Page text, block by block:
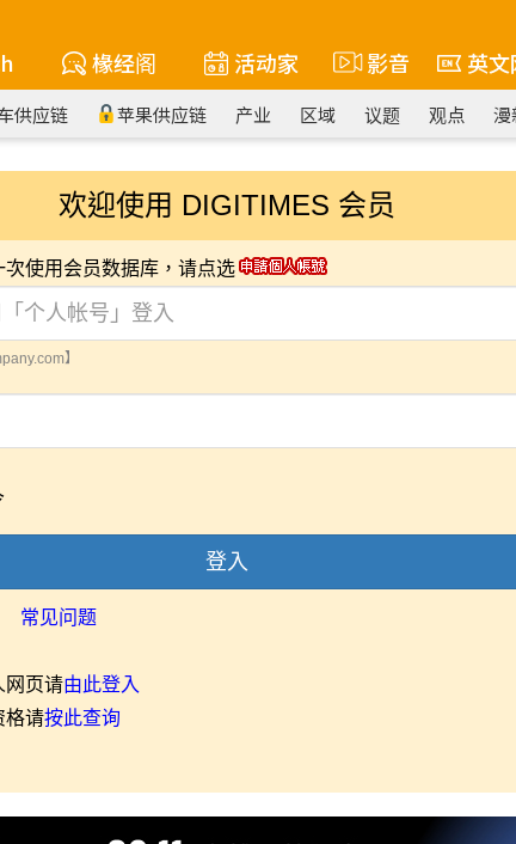
椽经阁 活动家 影音 英文
供应链 苹果供应链 产业 区域 议题 观点 漫
欢迎使用 DIGITIMES 会员
使用会员数据库，请点选
】
登入
常见问题
页请由此登入
格请按此查询